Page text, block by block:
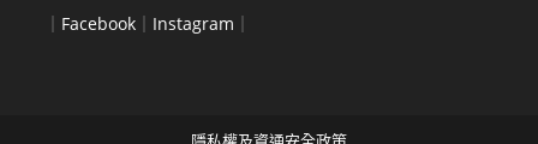
｜ Facebook ｜ Instagram ｜